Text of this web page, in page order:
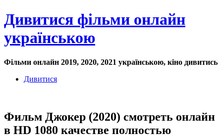
Дивитися фільми онлайн
українською
Фільми онлайн 2019, 2020, 2021 українською, кіно дивитись
Дивитися
Фильм Джокер (2020) смотреть онлайн
в HD 1080 качестве полностью